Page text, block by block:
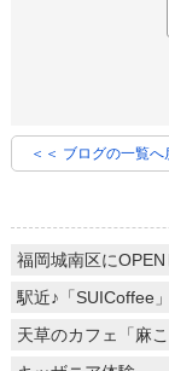
＜＜ ブログの一覧へ
福岡城南区に
駅近♪「SUICoffee
天草のカフェ「麻